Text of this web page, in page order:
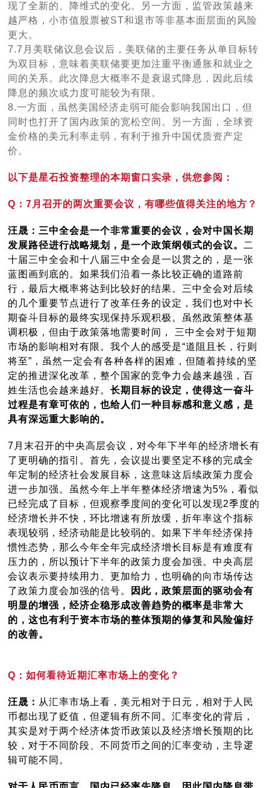
现了全新的、降维式的变化。另一方面，监管政策越来
越严格，小市值股票被ST和退市等非基本面层面的风险
更大。
7.7月美联储议息会议后，美联储的主要任务从单目标转
为双目标，意味着美联储要更加注重平衡通胀和就业之
间的关系。此次降息大概率不是衰退式降息，因此后续
降息的频次或力度可能较为有限。
8.一方面，虽然美国经济走弱可能会影响我国出口，但
同时也打开了国内政策的宽松空间。另一方面，全球资
金价格的美元利率走弱，有利于推升中国优质资产定
价。
以下是星石投资整理的本期窗口实录，供您参阅：
Q：7月召开的两次重要会议，有哪些值得关注的地方？
汪晟：三中全会是一个非常重要的会议，会对中国长期
发展路径进行战略规划，是一个政策纲领式的会议。二
十届三中全会和十八届三中全会是一以贯之的，是一张
蓝图画到底的。如果我们沿着一条比较正确的道路前
行，最后大概率将达到比较好的结果。三中全会对后续
的几个重要节点进行了改革任务的设定，我们也对中长
期奋斗目标的最终实现保持乐观积极。虽然政策整体基
调积极，但由于政策落地需要时间， 三中全会对于短期
市场的影响相对有限。我个人的感受是“道阻且长，行则
将至”，虽然一定会有各种各样的困难，但随着持续的坚
定的推进深化改革，整个国家的竞争力会越来越强，百
姓生活也会越来越好。长期目标的设定，使得这一奋斗
过程是有章可依的，也给人们一种目标感和意义感，是
具有深远重大影响的。
7月末召开的中央高层会议，对今年下半年的经济增长有
了更明确的指引。首先，会议提出要坚定不移的完成全
年定制的经济社会发展目标，这意味这后续政策力度会
进一步加强。虽然今年上半年整体经济增速为5%，看似
已经完成了目标，但观察季度间的变化可以发现2季度的
经济增长并不快，环比增速有所放缓，折年率这个指标
表现较弱，经济动能是比较弱的。如果下半年经济保持
惯性态势，那么今年全年完成经济增长目标是有难度有
压力的，所以预计下半年的政策力度会加强。中央高层
会议表示要持续用力、更加给力，也明确的向市场传达
了政策力度会加强的信号。
因此，政策层面的驱动会有
明显的增强，经济企稳形成改善趋势的概率是非常大
的，这也有利于资本市场的整体预期的修复和风险偏好
的改善。
Q：如何看待近期汇率市场上的变化？
汪晟： 从汇率市场上看，美元相对于日元，相对于人民
币都出现了贬值，但逻辑有所不同。汇率变化的背后，
其实是对于两个经济体货币政策以及经济增长预期的比
较，对于不同阶段、不同货币之间的汇率变动，主导逻
辑可能不同。